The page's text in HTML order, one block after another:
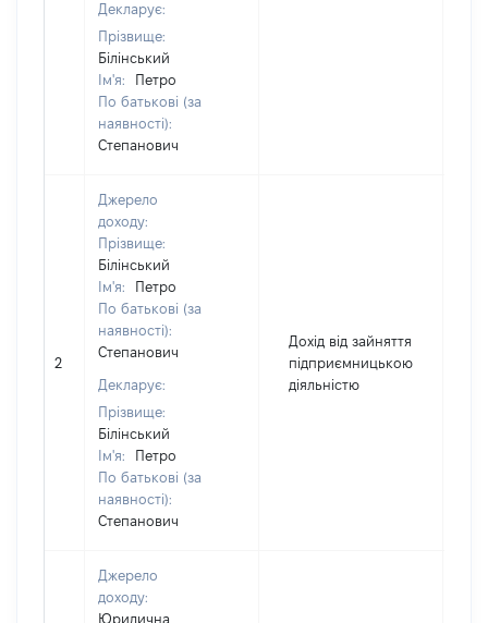
Декларує:
Прізвище:
Білінський
Ім'я:
Петро
По батькові (за
наявності):
Степанович
2
Джерело
доходу:
Прізвище:
Білінський
Ім'я:
Петро
По батькові (за
наявності):
Степанович
Декларує:
Прізвище:
Білінський
Ім'я:
Петро
По батькові (за
наявності):
Степанович
Дохід від зайняття
підприємницькою
діяльністю
Джерело
доходу:
Юридична